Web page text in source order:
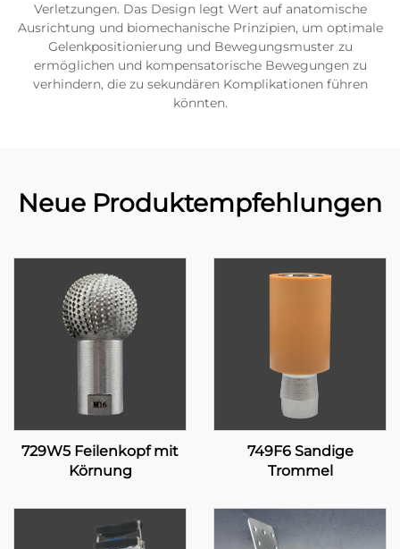
Verletzungen. Das Design legt Wert auf anatomische
Ausrichtung und biomechanische Prinzipien, um optimale
Gelenkpositionierung und Bewegungsmuster zu
ermöglichen und kompensatorische Bewegungen zu
verhindern, die zu sekundären Komplikationen führen
könnten.
Neue Produktempfehlungen
729W5 Feilenkopf mit
Körnung
749F6 Sandige
Trommel